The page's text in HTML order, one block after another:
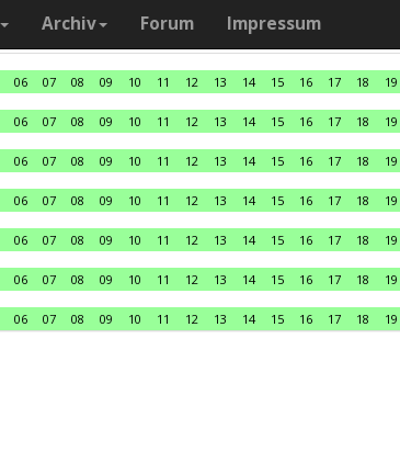
Archiv Forum Impressum
06 07 08 09 10 11 12 13 14 15 16 17 18 19
06 07 08 09 10 11 12 13 14 15 16 17 18 19
06 07 08 09 10 11 12 13 14 15 16 17 18 19
06 07 08 09 10 11 12 13 14 15 16 17 18 19
06 07 08 09 10 11 12 13 14 15 16 17 18 19
06 07 08 09 10 11 12 13 14 15 16 17 18 19
06 07 08 09 10 11 12 13 14 15 16 17 18 19